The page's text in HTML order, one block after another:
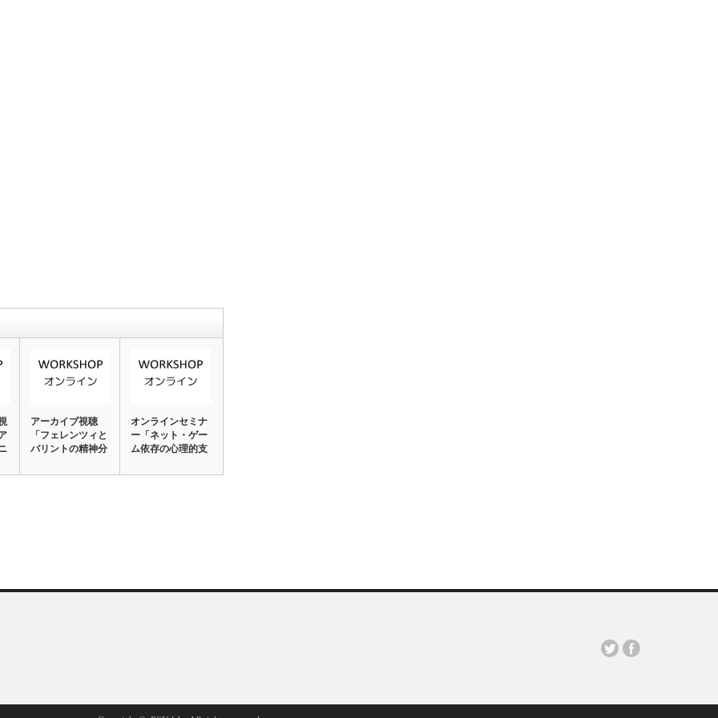
アーカイブ視聴
「フェレンツィと
バリントの精神分
オンラインセミナ
ー「ネット・ゲー
ム依存の心理的支